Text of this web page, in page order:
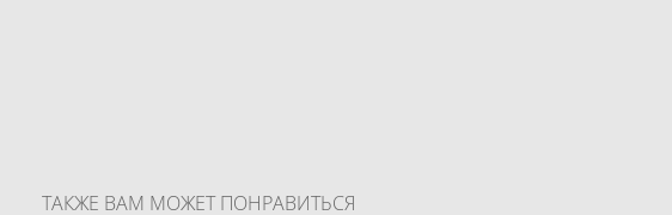
ТАКЖЕ ВАМ МОЖЕТ ПОНРАВИТЬСЯ